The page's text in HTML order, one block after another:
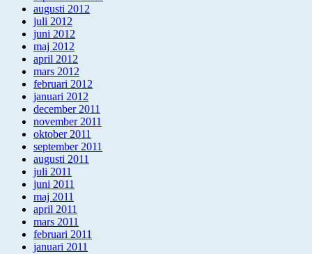
augusti 2012
juli 2012
juni 2012
maj 2012
april 2012
mars 2012
februari 2012
januari 2012
december 2011
november 2011
oktober 2011
september 2011
augusti 2011
juli 2011
juni 2011
maj 2011
april 2011
mars 2011
februari 2011
januari 2011